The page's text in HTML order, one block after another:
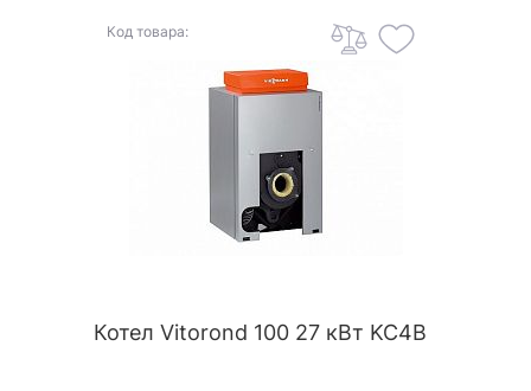
Код товара:
Котел Vitorond 100 27 кВт KC4B